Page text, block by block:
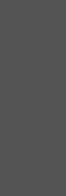
Gömme
Gömme
Gömme
Gömme
Gömme
Gömme
olarak tercih
:
sızmasına
:
nedeniyle